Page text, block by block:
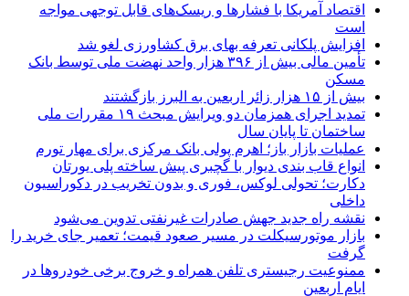
اقتصاد آمریکا با فشارها و ریسک‌های قابل توجهی مواجه
است
افزایش پلکانی تعرفه بهای برق کشاورزی لغو شد
تأمین مالی بیش از ۳۹۶ هزار واحد نهضت ملی توسط بانک
مسکن
بیش از ۱۵ هزار زائر اربعین به البرز بازگشتند
تمدید اجرای همزمان دو ویرایش مبحث ۱۹ مقررات ملی
ساختمان تا پایان سال
عملیات بازار باز؛ اهرم پولی بانک مرکزی برای مهار تورم
انواع قاب بندی دیوار با گچبری پیش ساخته پلی یورتان
دکارت؛ تحولی لوکس، فوری و بدون تخریب در دکوراسیون
داخلی
نقشه راه جدید جهش صادرات غیرنفتی تدوین می‌شود
بازار موتورسیکلت در مسیر صعود قیمت؛ تعمیر جای خرید را
گرفت
ممنوعیت رجیستری تلفن همراه و خروج برخی خودروها در
ایام اربعین